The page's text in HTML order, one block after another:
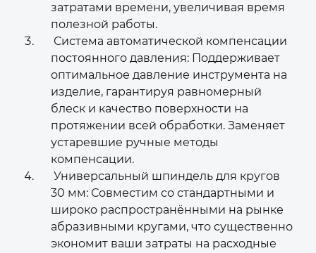
затратами времени, увеличивая время
полезной работы.
Система автоматической компенсации
постоянного давления: Поддерживает
оптимальное давление инструмента на
изделие, гарантируя равномерный
блеск и качество поверхности на
протяжении всей обработки. Заменяет
устаревшие ручные методы
компенсации.
Универсальный шпиндель для кругов
30 мм: Совместим со стандартными и
широко распространёнными на рынке
абразивными кругами, что существенно
экономит ваши затраты на расходные